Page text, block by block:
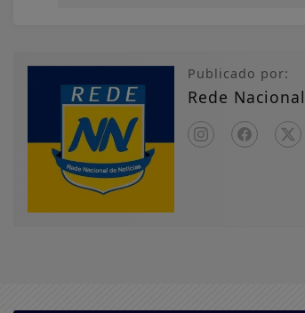
Publicado por:
Rede